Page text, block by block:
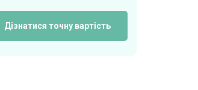
Дізнатися точну вартість